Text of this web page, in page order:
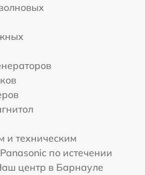
и техническим
по истечении
центр в Барнауле